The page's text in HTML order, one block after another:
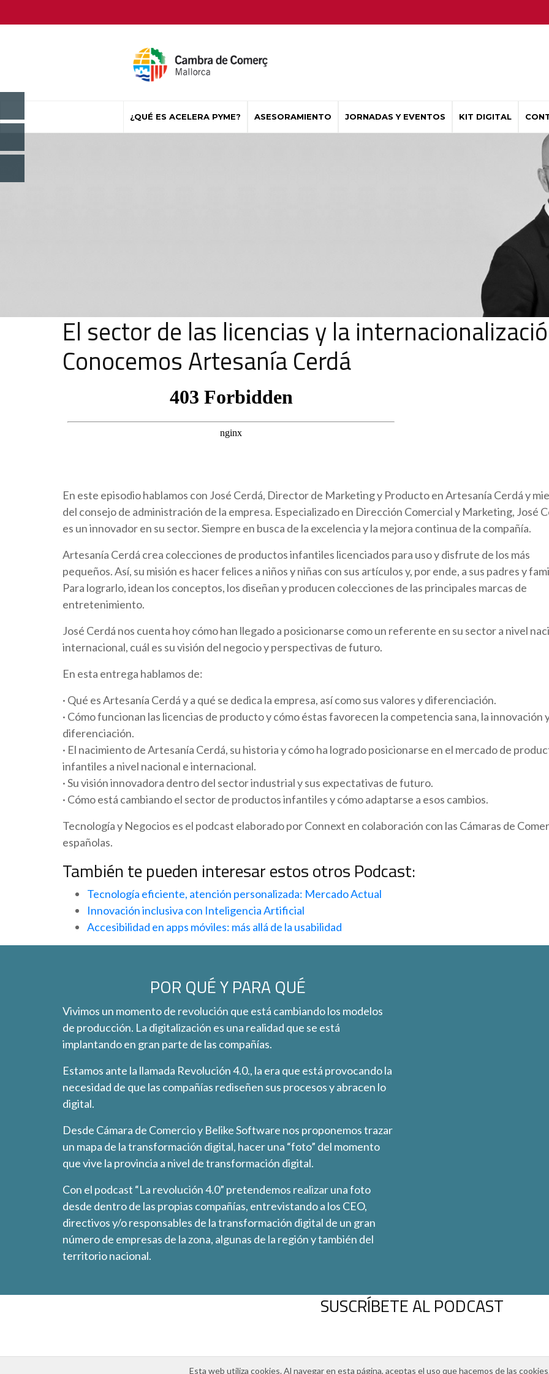
¿QUÉ ES ACELERA PYME? ASESORAMIENTO JORNADAS Y EVENTOS KIT DIGITAL
El sector de las licencias y la
Conocemos Artesanía Cerdá
En este episodio hablamos con José Cerdá, Director de Marketing y Producto en Artesanía Cerdá y
del consejo de administración de la empresa. Especializado en Dirección Comercial y Marketing, José
es un innovador en su sector. Siempre en busca de la excelencia y la mejora continua de la compañía.
Artesanía Cerdá crea colecciones de productos infantiles licenciados para uso y disfrute de los más
pequeños. Así, su misión es hacer felices a niños y niñas con sus artículos y, por ende, a sus padres y
Para lograrlo, idean los conceptos, los diseñan y producen colecciones de las principales marcas de
entretenimiento.
José Cerdá nos cuenta hoy cómo han llegado a posicionarse como un referente en su sector a nivel
internacional, cuál es su visión del negocio y perspectivas de futuro.
En esta entrega hablamos de:
· Qué es Artesanía Cerdá y a qué se dedica la empresa, así como sus valores y diferenciación.
· Cómo funcionan las licencias de producto y cómo éstas favorecen la competencia sana, la innovación
diferenciación.
· El nacimiento de Artesanía Cerdá, su historia y cómo ha logrado posicionarse en el mercado de
infantiles a nivel nacional e internacional.
· Su visión innovadora dentro del sector industrial y sus expectativas de futuro.
· Cómo está cambiando el sector de productos infantiles y cómo adaptarse a esos cambios.
Tecnología y Negocios es el podcast elaborado por Connext en colaboración con las Cámaras de
españolas.
También te pueden interesar estos otros Podcast:
Tecnología eficiente, atención personalizada: Mercado Actual
Innovación inclusiva con Inteligencia Artificial
Accesibilidad en apps móviles: más allá de la usabilidad
POR QUÉ Y PARA QUÉ
Vivimos un momento de revolución que está cambiando los modelos
de producción. La digitalización es una realidad que se está
implantando en gran parte de las compañías.
Estamos ante la llamada Revolución 4.0., la era que está provocando la
necesidad de que las compañías rediseñen sus procesos y abracen lo
digital.
Desde Cámara de Comercio y Belike Software nos proponemos trazar
un mapa de la transformación digital, hacer una “foto” del momento
que vive la provincia a nivel de transformación digital.
Con el podcast “La revolución 4.0” pretendemos realizar una foto
desde dentro de las propias compañías, entrevistando a los CEO,
directivos y/o responsables de la transformación digital de un gran
número de empresas de la zona, algunas de la región y también del
territorio nacional.
SUSCRÍBETE AL PODCAST
Esta web utiliza cookies. Al navegar en esta página, aceptas el uso que hacemos de las